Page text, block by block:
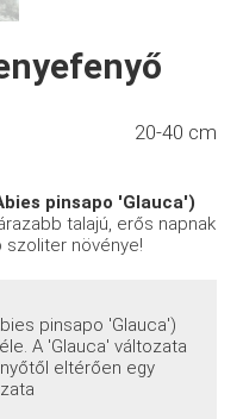
20-40 cm
pinsapo 'Glauca')
talajú, erős napnak
növénye!
pinsapo 'Glauca')
A 'Glauca' változata
eltérően egy